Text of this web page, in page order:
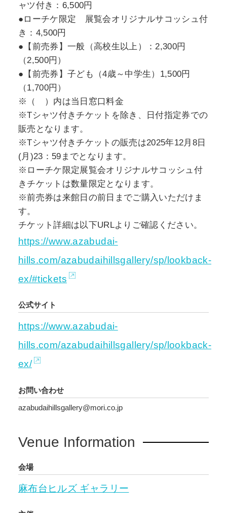
ャツ付き：6,500円
●ローチケ限定 展覧会オリジナルサコッシュ付
き：4,500円
●【前売券】一般（高校生以上）：2,300円
（2,500円）
●【前売券】子ども（4歳～中学生）1,500円
（1,700円）
※（ ）内は当日窓口料金
※Tシャツ付きチケットを除き、日付指定券での
販売となります。
※Tシャツ付きチケットの販売は2025年12月8日
(月)23：59までとなります。
※ローチケ限定展覧会オリジナルサコッシュ付
きチケットは数量限定となります。
※前売券は来館日の前日までご購入いただけま
す。
チケット詳細は以下URLよりご確認ください。
https://www.azabudai-
hills.com/azabudaihillsgallery/sp/lookback-
ex/#tickets
公式サイト
https://www.azabudai-
hills.com/azabudaihillsgallery/sp/lookback-
ex/
お問い合わせ
azabudaihillsgallery@mori.co.jp
Venue Information
会場
麻布台ヒルズ ギャラリー